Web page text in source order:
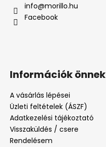
info@morillo.hu
Facebook
Információk önnek
A vásárlás lépései
Üzleti feltételek (ÁSZF)
Adatkezelési tájékoztató
Visszaküldés / csere
Rendelésem